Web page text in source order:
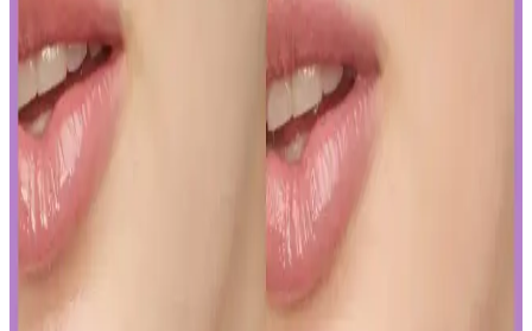
Gözaltı kapatıcısı seçimi ve uygulama teknikleriyle doğal görünüm
yakalamak için hafif ürünler ve doğru uygulama yöntemleri
önemlidir. İnce katmanlar ve uygun tonlar ile göz altlarınızda doğal
parlaklık sağlayabilirsiniz.
Ağız Bakımı ve Hijyenin Temel Unsurları: Günlük
Diş Temizliği ve Koruyucu Ürünler
Diş macunu ve diş fırçası, ağız hijyeninin temel taşlarıdır. Florür
içeren ürünler dişleri güçlendirir, düzenli kullanım sağlıklı gülüşler
sağlar.
Uzun Süre Kalıcı ve Doğal Mat Fondötenler:
Günlük Kullanım İçin En İyi Seçenekler ve İpuçları